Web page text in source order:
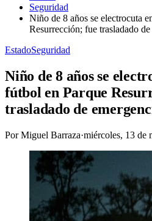
Seguridad
Niño de 8 años se electrocuta
Resurrección; fue trasladado de
EstadoSeguridad
Niño de 8 años se
fútbol en Parque
trasladado de
PorMiguel Barraza·miércoles, 13 de